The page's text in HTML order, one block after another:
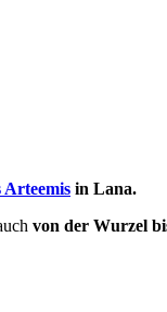
Arteemis in Lana.
von der Wurzel